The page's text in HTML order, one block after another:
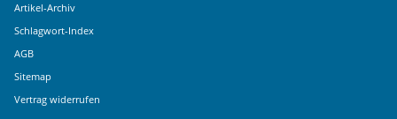
Artikel-Archiv
Schlagwort-Index
AGB
Sitemap
Vertrag widerrufen